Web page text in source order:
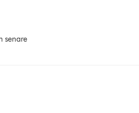
senare